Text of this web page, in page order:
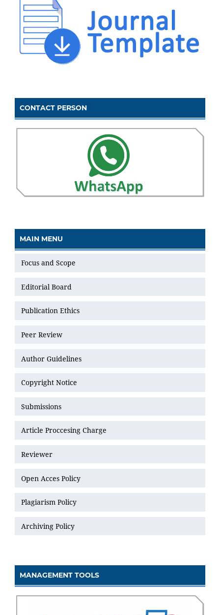
CONTACT PERSON
MAIN MENU
Focus and Scope
Editorial Board
Publication Ethics
Peer Review
Author Guidelines
Copyright Notice
Submissions
Article Proccesing Charge
Reviewer
Open Acces Policy
Plagiarism Policy
Archiving Policy
MANAGEMENT TOOLS